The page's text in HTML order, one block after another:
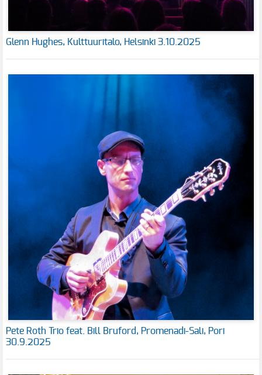
Glenn Hughes, Kulttuuritalo, Helsinki 3.10.2025
Pete Roth Trio feat. Bill Bruford, Promenadi-Sali, Pori
30.9.2025